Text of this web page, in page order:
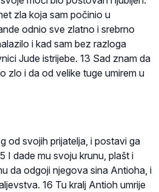
zla koja sam počinio u
odnio sve zlatno i srebrno
i kad sam bez razloga
Jude istrijebe. 13 Sad znam da
zlo i da od velike tuge umirem u
od svojih prijatelja, i postavi ga
I dade mu svoju krunu, plašt i
da odgoji njegova sina Antioha, i
16 Tu kralj Antioh umrije